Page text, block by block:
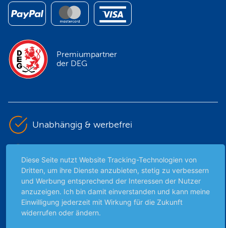
Premiumpartner
der DEG
Unabhängig & werbefrei
Schutz persönlicher Daten
Sicher mit SSL-Verschlüsselung
Diese Seite nutzt Website Tracking-Technologien von
Dritten, um ihre Dienste anzubieten, stetig zu verbessern
und Werbung entsprechend der Interessen der Nutzer
anzuzeigen. Ich bin damit einverstanden und kann meine
Einwilligung jederzeit mit Wirkung für die Zukunft
widerrufen oder ändern.